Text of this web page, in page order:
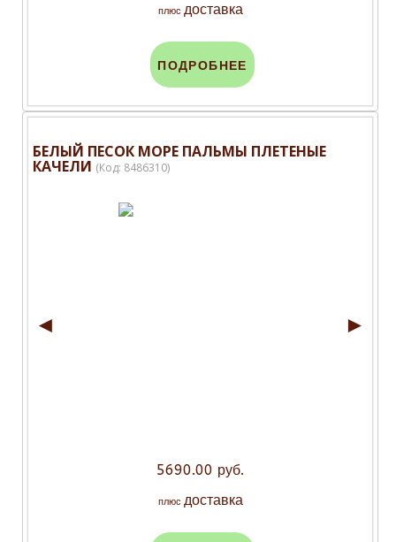
плюс доставка
ПОДРОБНЕЕ
БЕЛЫЙ ПЕСОК МОРЕ ПАЛЬМЫ ПЛЕТЕНЫЕ
КАЧЕЛИ (Код: 8486310)
◄ ►
5690.00 руб.
плюс доставка